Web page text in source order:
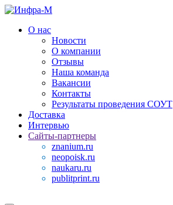
О нас
Новости
О компании
Отзывы
Наша команда
Вакансии
Контакты
Результаты проведения СОУТ
Доставка
Интервью
Сайты-партнеры
znanium.ru
neopoisk.ru
naukaru.ru
publitprint.ru